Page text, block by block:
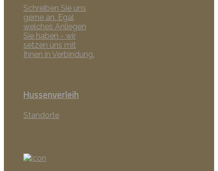
Schreiben Sie uns
gerne an. Egal
welches Anliegen
Sie haben - wir
setzen uns mit
Ihnen in Verbindung.
Hussenverleih
Standorte